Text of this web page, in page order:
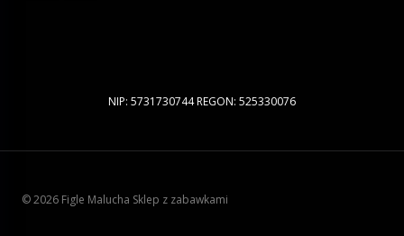
NIP: 5731730744 REGON: 525330076
© 2026 Figle Malucha Sklep z zabawkami